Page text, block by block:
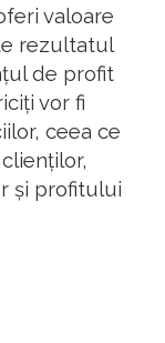
valoare
rezultatul
de profit
vor fi
ceea ce
și profitului